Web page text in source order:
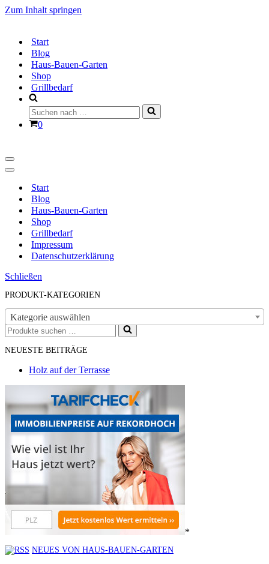
Zum Inhalt springen
Start
Blog
Haus-Bauen-Garten
Shop
Grillbedarf
Suchen
nach …
Warenkorb
0
Navigationsmenü
Navigationsmenü
Start
Blog
Haus-Bauen-Garten
Shop
Grillbedarf
Impressum
Datenschutzerklärung
Schließen
PRODUKT-KATEGORIEN
Kategorie auswählen
Suchen
nach …
NEUESTE BEITRÄGE
Holz auf der Terrasse
*
NEUES VON HAUS-BAUEN-GARTEN